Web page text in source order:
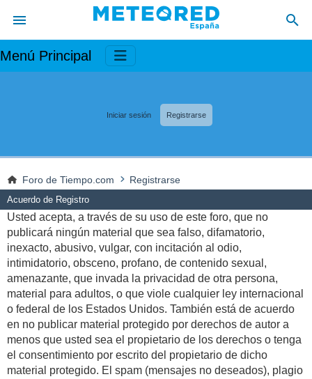
Menú Principal
Iniciar sesión Registrarse
Foro de Tiempo.com Registrarse
Acuerdo de Registro
Usted acepta, a través de su uso de este foro, que no
publicará ningún material que sea falso, difamatorio,
inexacto, abusivo, vulgar, con incitación al odio,
intimidatorio, obsceno, profano, de contenido sexual,
amenazante, que invada la privacidad de otra persona,
material para adultos, o que viole cualquier ley internacional
o federal de los Estados Unidos. También está de acuerdo
en no publicar material protegido por derechos de autor a
menos que usted sea el propietario de los derechos o tenga
el consentimiento por escrito del propietario de dicho
material protegido. El spam (mensajes no deseados), plagio